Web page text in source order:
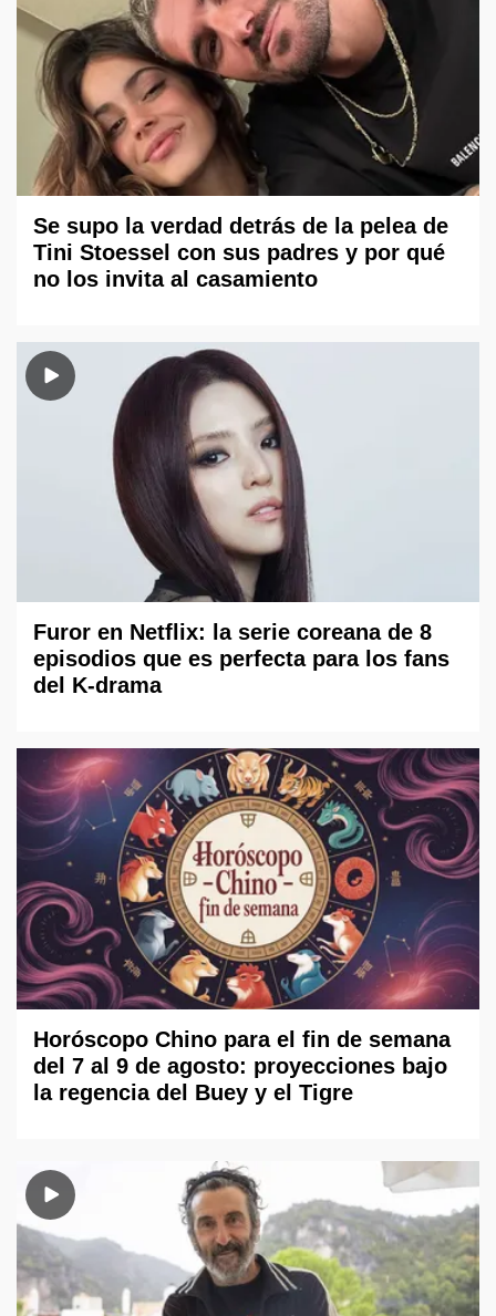
Se supo la verdad detrás de la pelea de
Tini Stoessel con sus padres y por qué
no los invita al casamiento
Furor en Netflix: la serie coreana de 8
episodios que es perfecta para los fans
del K-drama
Horóscopo Chino para el fin de semana
del 7 al 9 de agosto: proyecciones bajo
la regencia del Buey y el Tigre